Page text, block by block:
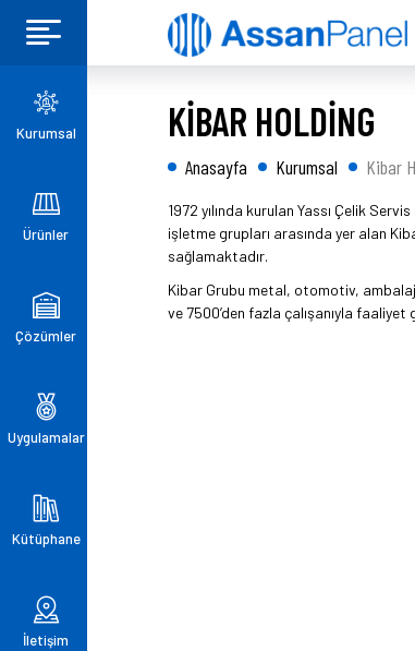
Kurumsal
Ürünler
Çözümler
Uygulamalar
Kütüphane
İletişim
KİBAR HOLDİNG
Anasayfa Kurumsal Kibar
1972 yılında kurulan Yassı Çelik
işletme grupları arasında yer alan
sağlamaktadır.
Kibar Grubu metal, otomotiv,
ve 7500’den fazla çalışanıyla